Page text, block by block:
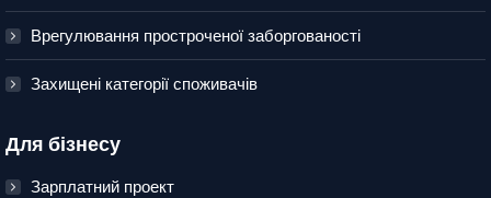
Врегулювання простроченої заборгованості
Захищені категорії споживачів
Для бізнесу
Зарплатний проект